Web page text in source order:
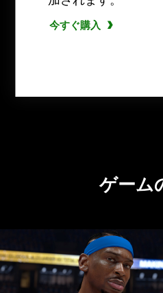
今すぐ購入
今すぐ購入
今すぐ購入
今すぐ購入
ゲーム